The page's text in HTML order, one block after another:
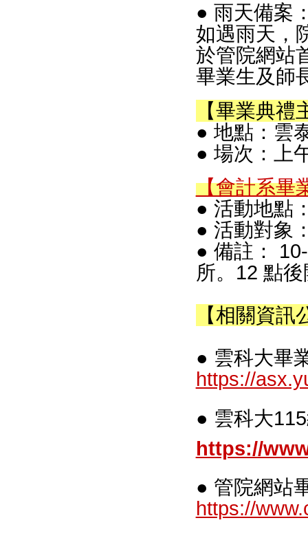
● 雨天備案
如遇雨天，
於管院網站
畢業生及師
【畢業典禮
● 地點：雲
● 場次：上
【會計系畢
● 活動地點
● 活動對象
● 備註：
所。12 點
【相關資訊
● 雲科大畢
https://
● 雲科大
https://
● 管院網站
https://